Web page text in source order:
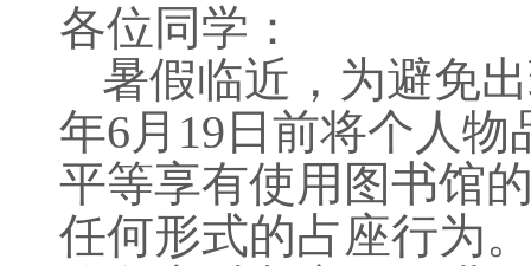
各位同学：
暑假临近，为避免
年6月19日前将个人
平等享有使用图书馆
任何形式的占座行为